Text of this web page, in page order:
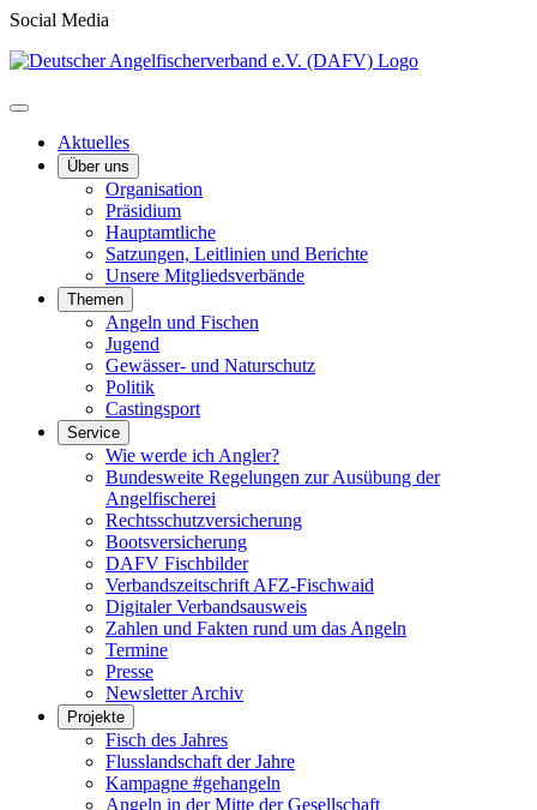
Social Media
Aktuelles
Über uns
Organisation
Präsidium
Hauptamtliche
Satzungen, Leitlinien und Berichte
Unsere Mitgliedsverbände
Themen
Angeln und Fischen
Jugend
Gewässer- und Naturschutz
Politik
Castingsport
Service
Wie werde ich Angler?
Bundesweite Regelungen zur Ausübung der
Angelfischerei
Rechtsschutzversicherung
Bootsversicherung
DAFV Fischbilder
Verbandszeitschrift AFZ-Fischwaid
Digitaler Verbandsausweis
Zahlen und Fakten rund um das Angeln
Termine
Presse
Newsletter Archiv
Projekte
Fisch des Jahres
Flusslandschaft der Jahre
Kampagne #gehangeln
Angeln in der Mitte der Gesellschaft